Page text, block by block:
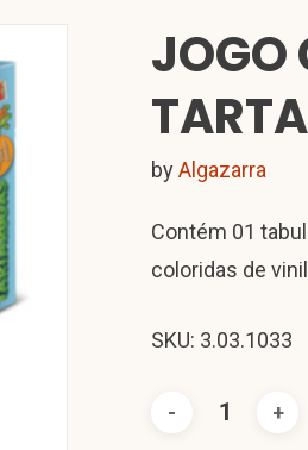
JOGO
byAlgazarra
Contém 01
coloridas de
SKU: 3.03.1033